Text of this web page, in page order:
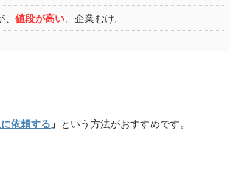
、値段が高い。企業むけ。
依頼する 」 という方法がおすすめです。